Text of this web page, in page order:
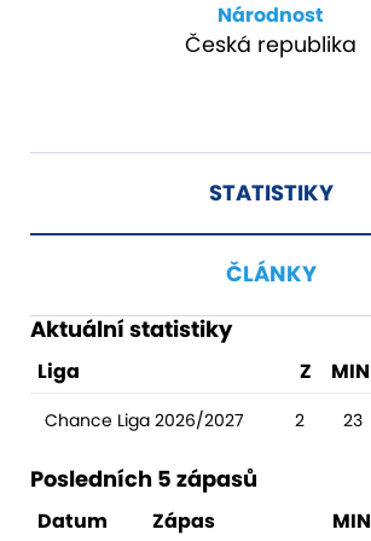
Národnost
Česká republika
STATISTIKY
ČLÁNKY
Aktuální statistiky
Liga Z MIN
Chance Liga 2026/2027 2 23
Posledních 5 zápasů
Datum Zápas MIN